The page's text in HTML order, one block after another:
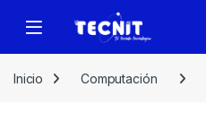
Inicio Computación